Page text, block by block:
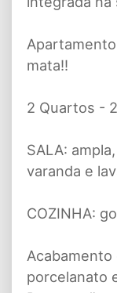
mata!!
2 Quartos -
SALA:
varanda e
COZINHA:
porcelanato